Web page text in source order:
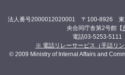
法人番号2000012020001 〒100-8926 東
央合同庁舎第2号館【
電話03-5253-5111
※ 電話リレーサービス（手話リ
© 2009 Ministry of Internal Affairs and